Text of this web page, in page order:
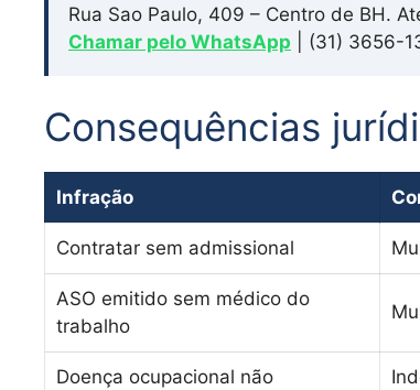
Rua Sao Paulo, 409 – Centro de BH.
Chamar pelo WhatsApp | (31) 3656-
Consequências
Infração
Contratar sem admissional
ASO emitido sem médico do
trabalho
Doença ocupacional não